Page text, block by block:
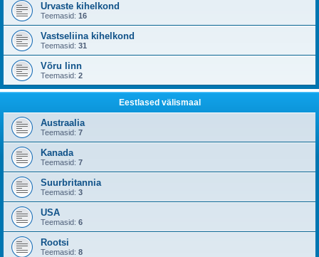
Urvaste kihelkond
Teemasid: 16
Vastseliina kihelkond
Teemasid: 31
Võru linn
Teemasid: 2
Eestlased välismaal
Austraalia
Teemasid: 7
Kanada
Teemasid: 7
Suurbritannia
Teemasid: 3
USA
Teemasid: 6
Rootsi
Teemasid: 8